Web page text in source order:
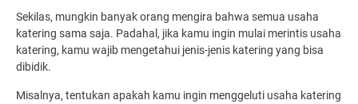
Sekilas, mungkin banyak orang mengira bahwa semua usaha
katering sama saja. Padahal, jika kamu ingin mulai merintis usaha
katering, kamu wajib mengetahui jenis-jenis katering yang bisa
dibidik.
Misalnya, tentukan apakah kamu ingin menggeluti usaha katering